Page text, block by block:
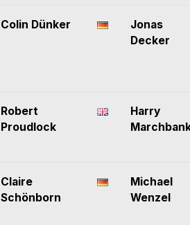
Colin Dünker
Jonas
Decker
Robert
Proudlock
Harry
Claire
Schönborn
Michael
Wenzel